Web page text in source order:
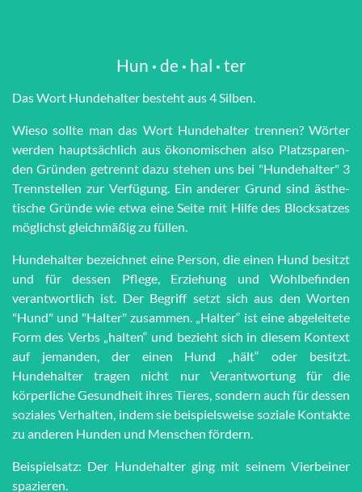
Hun · de · hal · ter
Das Wort Hun­de­hal­ter besteht aus 4 Silben.
Wieso sollte man das Wort Hun­de­hal­ter trennen? Wörter
werden haupt­sächlich aus öko­no­mi­schen also Platz­spar­en­
den Grün­den getrennt dazu stehen uns bei "Hun­de­hal­ter" 3
Trenn­stel­len zur Ver­fü­gung. Ein anderer Grund sind äs­the­
tische Grün­de wie et­wa eine Seite mit Hilfe des Block­satzes
möglichst gleich­mä­ßig zu füllen.
Hundehalter bezeichnet eine Person, die einen Hund besitzt
und für dessen Pflege, Erziehung und Wohlbefinden
verantwortlich ist. Der Begriff setzt sich aus den Worten
"Hund" und "Halter" zusammen. „Halter“ ist eine abgeleitete
Form des Verbs „halten“ und bezieht sich in diesem Kontext
auf jemanden, der einen Hund „hält“ oder besitzt.
Hundehalter tragen nicht nur Verantwortung für die
körperliche Gesundheit ihres Tieres, sondern auch für dessen
soziales Verhalten, indem sie beispielsweise soziale Kontakte
zu anderen Hunden und Menschen fördern.
Beispielsatz: Der Hundehalter ging mit seinem Vierbeiner
spazieren.